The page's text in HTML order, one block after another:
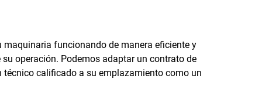
funcionando de manera eficiente y
operación. Podemos adaptar un contrato de
calificado a su emplazamiento como un